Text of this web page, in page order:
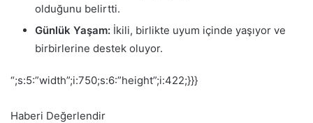
olduğunu belirtti.
Günlük Yaşam: İkili, birlikte uyum içinde yaşıyor ve
birbirlerine destek oluyor.
“;s:5:”width”;i:750;s:6:”height”;i:422;}}}
Haberi Değerlendir